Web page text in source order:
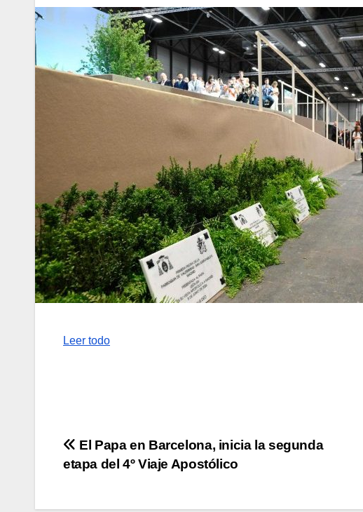
Leer todo
Navegación
de
El Papa en Barcelona, inicia la segunda
etapa del 4º Viaje Apostólico